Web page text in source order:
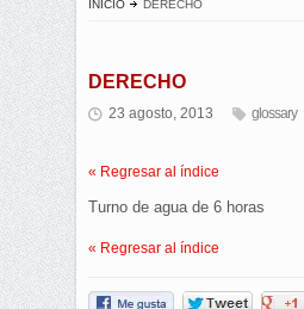
INICIO DERECHO
DERECHO
23 agosto, 2013 glossary
« Regresar al índice
Turno de agua de 6 horas
« Regresar al índice